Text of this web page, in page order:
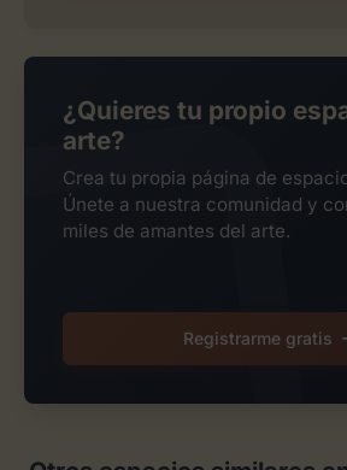
¿Quieres tu propio
arte?
Crea tu propia página de
Únete a nuestra comunidad y
miles de amantes del arte.
Registrarme gratis